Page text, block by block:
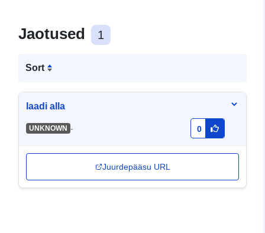
vesipiirkonna
uurimisperioodi
regulatiivne tsoneerimine
Jaotused 1
Sort
laadi alla
UNKNOWN - 0
Juurdepääsu URL